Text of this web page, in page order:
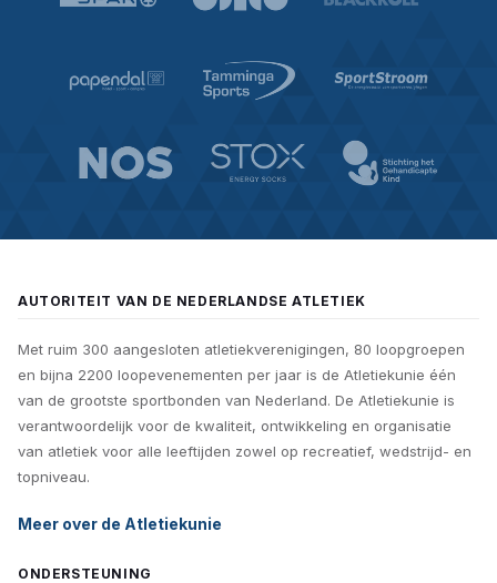
AUTORITEIT VAN DE NEDERLANDSE ATLETIEK
Met ruim 300 aangesloten atletiekverenigingen, 80 loopgroepen
en bijna 2200 loopevenementen per jaar is de Atletiekunie één
van de grootste sportbonden van Nederland. De Atletiekunie is
verantwoordelijk voor de kwaliteit, ontwikkeling en organisatie
van atletiek voor alle leeftijden zowel op recreatief, wedstrijd- en
topniveau.
Meer over de Atletiekunie
ONDERSTEUNING